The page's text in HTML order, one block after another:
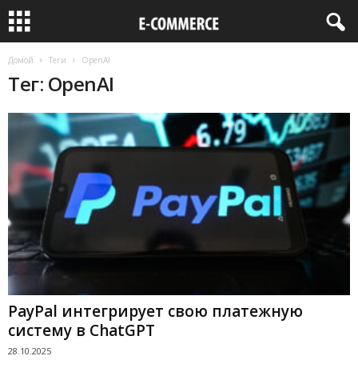
Домой Теги OpenAI
Тег: OpenAI
PayPal интегрирует свою платежную
систему в ChatGPT
28.10.2025